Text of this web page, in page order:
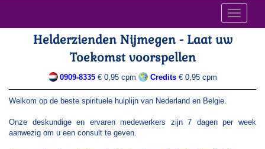
Toggle
Helderzienden Nijmegen - Laat uw
Toekomst voorspellen
0909-8335€ 0,95 cpm Credits€ 0,95 cpm
Welkom op de beste spirituele hulplijn van Nederland en Belgie.
Onze deskundige en ervaren medewerkers zijn 7 dagen per week
aanwezig om u een consult te geven.